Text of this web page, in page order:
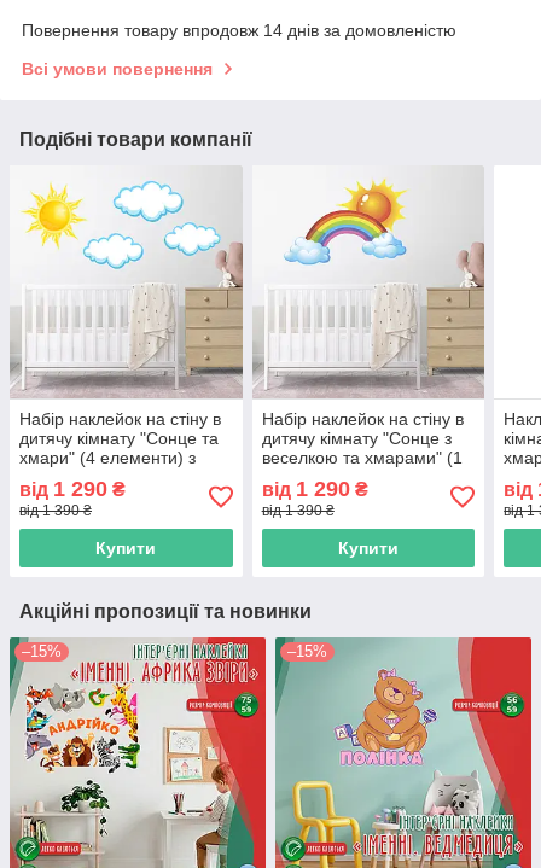
Повернення товару впродовж 14 днів за домовленістю
Всі умови повернення
Подібні товари компанії
Набір наклейок на стіну в
дитячу кімнату "Сонце та
хмари" (4 елементи) з
від 1 290 ₴
від 1 390 ₴
Купити
Набір наклейок на стіну в
дитячу кімнату "Сонце з
веселкою та хмарами" (1
від 1 290₴
від 1 390 ₴
Купити
від
від
Акційні пропозиції та новинки
–15% –15%